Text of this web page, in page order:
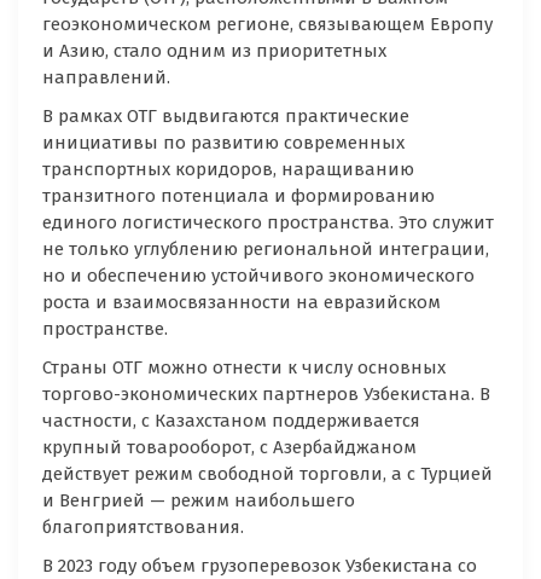
геоэкономическом регионе, связывающем Европу
и Азию, стало одним из приоритетных
направлений.
В рамках ОТГ выдвигаются практические
инициативы по развитию современных
транспортных коридоров, наращиванию
транзитного потенциала и формированию
единого логистического пространства. Это служит
не только углублению региональной интеграции,
но и обеспечению устойчивого экономического
роста и взаимосвязанности на евразийском
пространстве.
Страны ОТГ можно отнести к числу основных
торгово-экономических партнеров Узбекистана. В
частности, с Казахстаном поддерживается
крупный товарооборот, с Азербайджаном
действует режим свободной торговли, а с Турцией
и Венгрией — режим наибольшего
благоприятствования.
В 2023 году объем грузоперевозок Узбекистана со